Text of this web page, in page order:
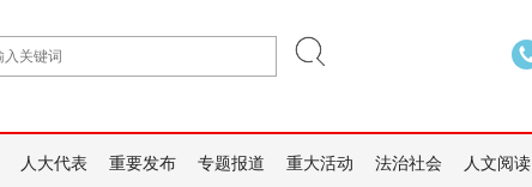
人大代表 重要发布 专题报道 重大活动 法治社会 人文阅读